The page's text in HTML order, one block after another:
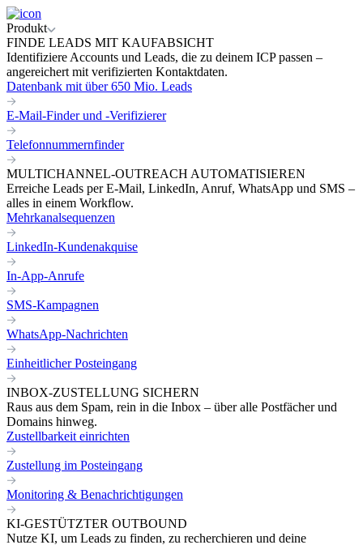
Produkt
FINDE LEADS MIT KAUFABSICHT
Identifiziere Accounts und Leads, die zu deinem ICP passen –
angereichert mit verifizierten Kontaktdaten.
Datenbank mit über 650 Mio. Leads
E-Mail-Finder und -Verifizierer
Telefonnummernfinder
MULTICHANNEL-OUTREACH AUTOMATISIEREN
Erreiche Leads per E-Mail, LinkedIn, Anruf, WhatsApp und SMS –
alles in einem Workflow.
Mehrkanalsequenzen
LinkedIn-Kundenakquise
In-App-Anrufe
SMS-Kampagnen
WhatsApp-Nachrichten
Einheitlicher Posteingang
INBOX-ZUSTELLUNG SICHERN
Raus aus dem Spam, rein in die Inbox – über alle Postfächer und
Domains hinweg.
Zustellbarkeit einrichten
Zustellung im Posteingang
Monitoring & Benachrichtigungen
KI-GESTÜTZTER OUTBOUND
Nutze KI, um Leads zu finden, zu recherchieren und deine